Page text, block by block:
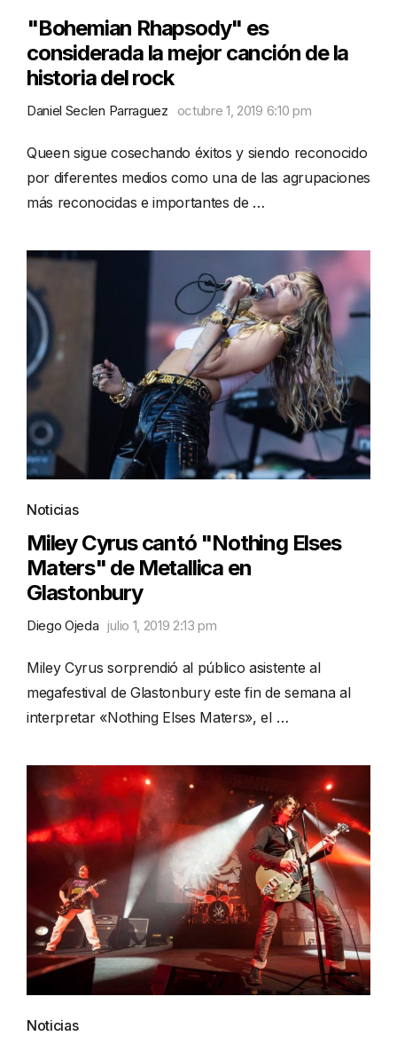
"Bohemian Rhapsody" es
considerada la mejor canción de la
historia del rock
Daniel Seclen Parraguez octubre 1, 2019 6:10 pm
Queen sigue cosechando éxitos y siendo reconocido
por diferentes medios como una de las agrupaciones
más reconocidas e importantes de …
Noticias
Miley Cyrus cantó "Nothing Elses
Maters" de Metallica en
Glastonbury
Diego Ojeda julio 1, 2019 2:13 pm
Miley Cyrus sorprendió al público asistente al
megafestival de Glastonbury este fin de semana al
interpretar «Nothing Elses Maters», el …
Noticias